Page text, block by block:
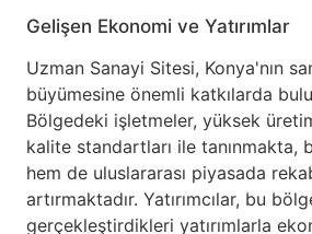
Gelişen Ekonomi ve Yatırımlar
Uzman Sanayi Sitesi, Konya'nın
büyümesine önemli katkılarda
Bölgedeki işletmeler, yüksek
kalite standartları ile tanınmakta,
hem de uluslararası piyasada
artırmaktadır. Yatırımcılar, bu
gerçekleştirdikleri yatırımlarla